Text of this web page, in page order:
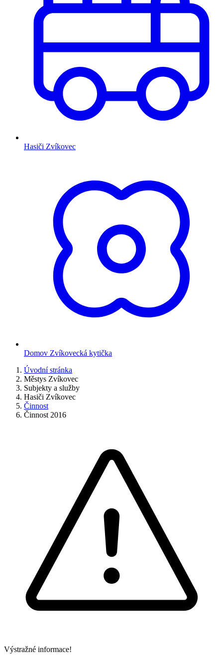
Hasiči Zvíkovec
Domov Zvíkovecká kytička
Úvodní stránka
Městys Zvíkovec
Subjekty a služby
Hasiči Zvíkovec
Činnost
Činnost 2016
Výstražné informace!